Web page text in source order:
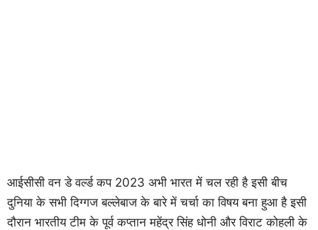
आईसीसी वन डे वर्ल्ड कप 2023 अभी भारत में चल रही है इसी बीच
दुनिया के सभी दिग्गज बल्लेबाज के बारे में चर्चा का विषय बना हुआ है इसी
दौरान भारतीय टीम के पूर्व कप्तान महेंद्र सिंह धोनी और विराट कोहली के